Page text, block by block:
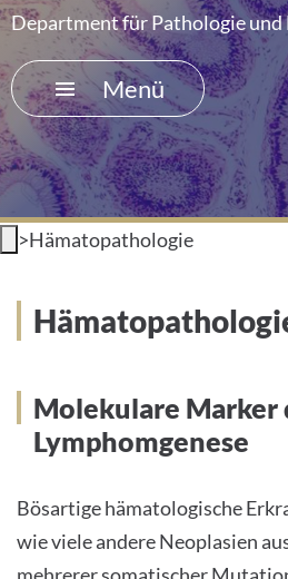
Department für Pathologie
Menü
PATIENTEN &AMP; BESUCHER
MEDIZINISCHE FAKULTÄT
KARRIERE
KONTAKT
INTERNATIONALE PATIENTEN
HOME
PATIENTEN &AMP; BESUCHER
>Hämatopathologie
Molekulare Marker
Lymphomgenese
Bösartige hämatologische
wie viele andere Neoplasien